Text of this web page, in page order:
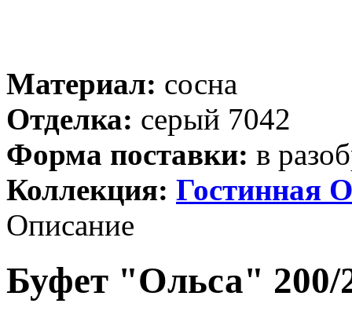
Материал: сосна
Отделка: серый 7042
Форма поставки: в
Коллекция: Гостинная
Описание
Буфет "Ольса" 200/